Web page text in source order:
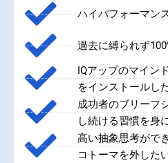
ハイパフォーマン
過去に縛られず
IQアップのマイン
をインストールし
成功者のブリーフ
し続ける習慣を身
高い抽象思考がで
コトーマを外した